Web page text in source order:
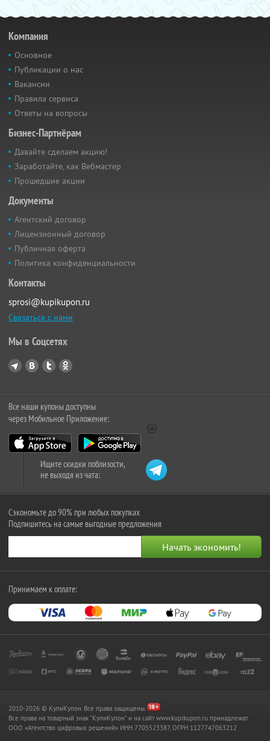
Компания
Основное
Публикации о нас
Вакансии
Правила сервиса
Ответы на вопросы
Бизнес-Партнёрам
Давайте сделаем акцию!
Заработайте, как Вебмастер
Прошедшие акции
Документы
Агентский договор
Лицензионный договор
Публичная оферта
Политика конфиденциальности
Контакты
sprosi@kupikupon.ru
Связаться с нами
Мы в Соцсетях
Все наши купоны доступны
через Мобильное Приложение:
Ищите скидки поблизости,
не выходя из чата:
Сэкономьте до 90% при любых покупках
Подпишитесь на самые выгодные предложения
Принимаем к оплате:
2010-2026 © КупиКупон. Все права защищены.
Все права на товарный знак "КупиКупон" и на сайт www.kupikupon.ru принадлежат
OOO «Агентство цифровых решений» ИНН 7705523387, ОГРН 1127747063212